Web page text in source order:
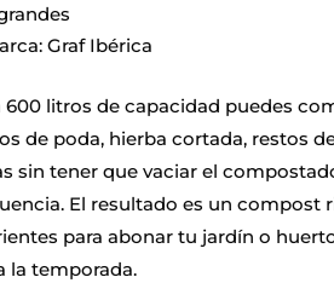
Graf Ibérica
600 litros de capacidad puedes
de poda, hierba cortada, restos
sin tener que vaciar el
El resultado es un compost
para abonar tu jardín o
la temporada.